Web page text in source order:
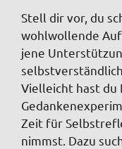
Stell dir vor, du
wohlwollende
jene
Vielleicht hast du
Zeit für
nimmst. Dazu